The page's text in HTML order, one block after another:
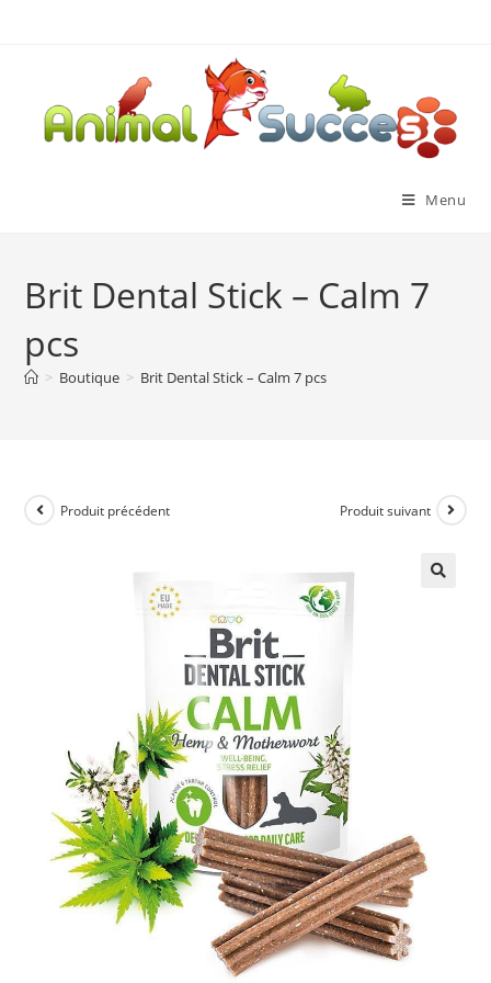
Menu
Brit Dental Stick – Calm 7
pcs
> Boutique > Brit Dental Stick – Calm 7 pcs
Produit précédent Produit suivant